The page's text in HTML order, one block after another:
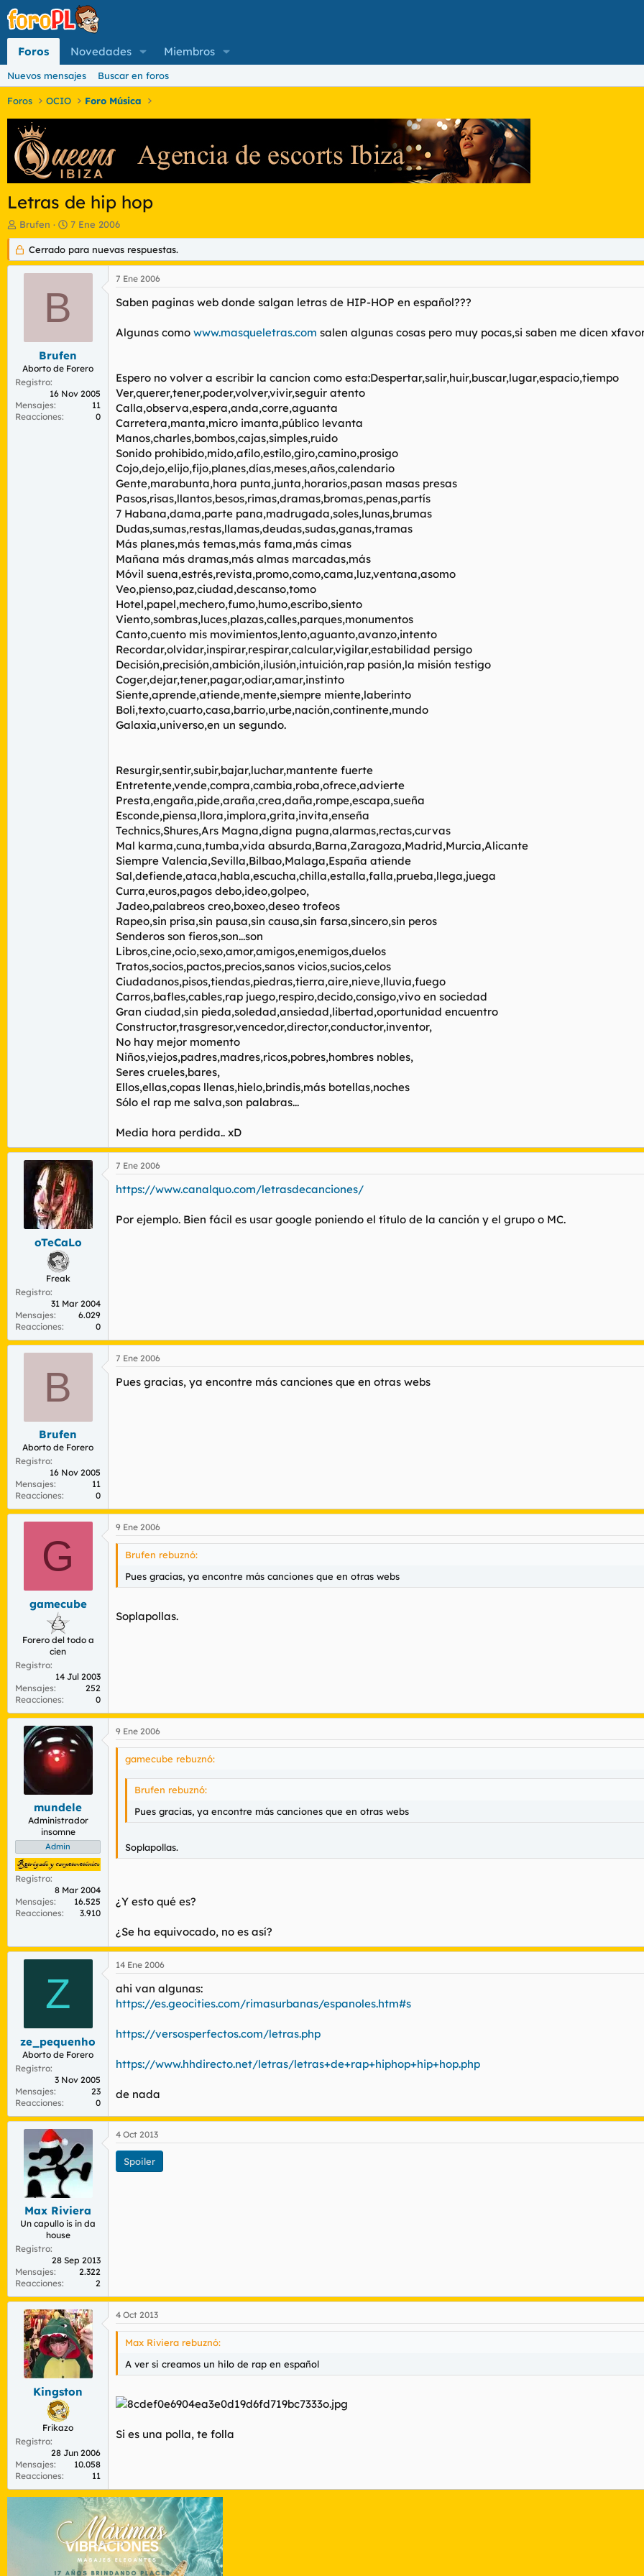
Foros Novedades Miembros
Nuevos mensajes Buscar en foros
Foros OCIO Foro Música
Letras de hip hop
I
n
i
c
d
t
m
a
Brufen
F
e
c
h
a
i
c
i
7 Ene 2006
Cerrado para nuevas respuestas.
B
Brufen
Aborto de Forero
Registro
16 Nov 2005
Mensajes
11
Reacciones
0
7 Ene 2006
Saben paginas web donde salgan letras de HIP-HOP en español???
Algunas como www.masqueletras.com salen algunas cosas pero muy pocas,si saben me dicen
Espero no volver a escribir la cancion como esta:Despertar,salir,huir,buscar,lugar,espacio,tiempo
Ver,querer,tener,poder,volver,vivir,seguir atento
Calla,observa,espera,anda,corre,aguanta
Carretera,manta,micro imanta,público levanta
Manos,charles,bombos,cajas,simples,ruido
Sonido prohibido,mido,afilo,estilo,giro,camino,prosigo
Cojo,dejo,elijo,fijo,planes,días,meses,años,calendario
Gente,marabunta,hora punta,junta,horarios,pasan masas presas
Pasos,risas,llantos,besos,rimas,dramas,bromas,penas,partís
7 Habana,dama,parte pana,madrugada,soles,lunas,brumas
Dudas,sumas,restas,llamas,deudas,sudas,ganas,tramas
Más planes,más temas,más fama,más cimas
Mañana más dramas,más almas marcadas,más
Móvil suena,estrés,revista,promo,como,cama,luz,ventana,asomo
Veo,pienso,paz,ciudad,descanso,tomo
Hotel,papel,mechero,fumo,humo,escribo,siento
Viento,sombras,luces,plazas,calles,parques,monumentos
Canto,cuento mis movimientos,lento,aguanto,avanzo,intento
Recordar,olvidar,inspirar,respirar,calcular,vigilar,estabilidad persigo
Decisión,precisión,ambición,ilusión,intuición,rap pasión,la misión testigo
Coger,dejar,tener,pagar,odiar,amar,instinto
Siente,aprende,atiende,mente,siempre miente,laberinto
Boli,texto,cuarto,casa,barrio,urbe,nación,continente,mundo
Galaxia,universo,en un segundo.
Resurgir,sentir,subir,bajar,luchar,mantente fuerte
Entretente,vende,compra,cambia,roba,ofrece,advierte
Presta,engaña,pide,araña,crea,daña,rompe,escapa,sueña
Esconde,piensa,llora,implora,grita,invita,enseña
Technics,Shures,Ars Magna,digna pugna,alarmas,rectas,curvas
Mal karma,cuna,tumba,vida absurda,Barna,Zaragoza,Madrid,Murcia,Alicante
Siempre Valencia,Sevilla,Bilbao,Malaga,España atiende
Sal,defiende,ataca,habla,escucha,chilla,estalla,falla,prueba,llega,juega
Curra,euros,pagos debo,ideo,golpeo,
Jadeo,palabreos creo,boxeo,deseo trofeos
Rapeo,sin prisa,sin pausa,sin causa,sin farsa,sincero,sin peros
Senderos son fieros,son...son
Libros,cine,ocio,sexo,amor,amigos,enemigos,duelos
Tratos,socios,pactos,precios,sanos vicios,sucios,celos
Ciudadanos,pisos,tiendas,piedras,tierra,aire,nieve,lluvia,fuego
Carros,bafles,cables,rap juego,respiro,decido,consigo,vivo en sociedad
Gran ciudad,sin pieda,soledad,ansiedad,libertad,oportunidad encuentro
Constructor,trasgresor,vencedor,director,conductor,inventor,
No hay mejor momento
Niños,viejos,padres,madres,ricos,pobres,hombres nobles,
Seres crueles,bares,
Ellos,ellas,copas llenas,hielo,brindis,más botellas,noches
Sólo el rap me salva,son palabras...
Media hora perdida.. xD
oTeCaLo
Freak
Registro
31 Mar 2004
Mensajes
6.029
Reacciones
0
7 Ene 2006
https://www.canalquo.com/letrasdecanciones/
Por ejemplo. Bien fácil es usar google poniendo el título de la canción y el grupo o MC.
B
Brufen
Aborto de Forero
Registro
16 Nov 2005
Mensajes
11
Reacciones
0
7 Ene 2006
Pues gracias, ya encontre más canciones que en otras webs
G
gamecube
Forero del todo a
cien
Registro
14 Jul 2003
Mensajes
252
Reacciones
0
9 Ene 2006
Brufen rebuznó:
Pues gracias, ya encontre más canciones que en otras webs
Soplapollas.
mundele
Administrador
insomne
Admin
Registro
8 Mar 2004
Mensajes
16.525
Reacciones
3.910
9 Ene 2006
gamecube rebuznó:
Brufen rebuznó:
Pues gracias, ya encontre más canciones que en otras webs
Soplapollas.
¿Y esto qué es?
¿Se ha equivocado, no es así?
Z
ze_pequenho
Aborto de Forero
Registro
3 Nov 2005
Mensajes
23
Reacciones
0
14 Ene 2006
ahi van algunas:
https://es.geocities.com/rimasurbanas/espanoles.htm#s
https://versosperfectos.com/letras.php
https://www.hhdirecto.net/letras/letras+de+rap+hiphop+hip+hop.php
de nada
Max Riviera
Un capullo is in da
house
Registro
28 Sep 2013
Mensajes
2.322
Reacciones
2
4 Oct 2013
Spoiler
Kingston
Frikazo
Registro
28 Jun 2006
Mensajes
10.058
Reacciones
11
4 Oct 2013
Max Riviera rebuznó:
A ver si creamos un hilo de rap en español
Si es una polla, te folla